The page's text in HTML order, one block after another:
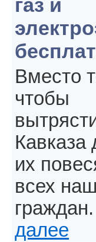
газ и
Вместо
чтобы
Кавказа
их
всех
граждан.
далее